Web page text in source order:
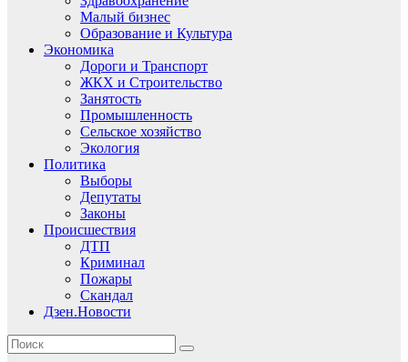
Малый бизнес
Образование и Культура
Экономика
Дороги и Транспорт
ЖКХ и Строительство
Занятость
Промышленность
Сельское хозяйство
Экология
Политика
Выборы
Депутаты
Законы
Происшествия
ДТП
Криминал
Пожары
Скандал
Дзен.Новости